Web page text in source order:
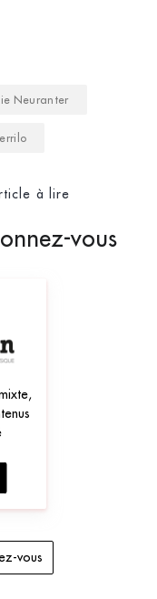
Neuranter
à lire
vous
vous